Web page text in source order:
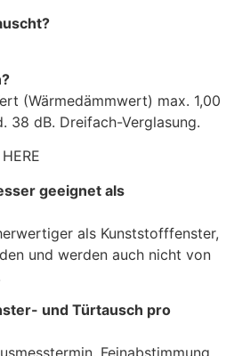
(Wärmedämmwert) max. 1,00
38 dB. Dreifach-Verglasung.
geeignet als
als Kunststofffenster,
und werden auch nicht von
und Türtausch pro